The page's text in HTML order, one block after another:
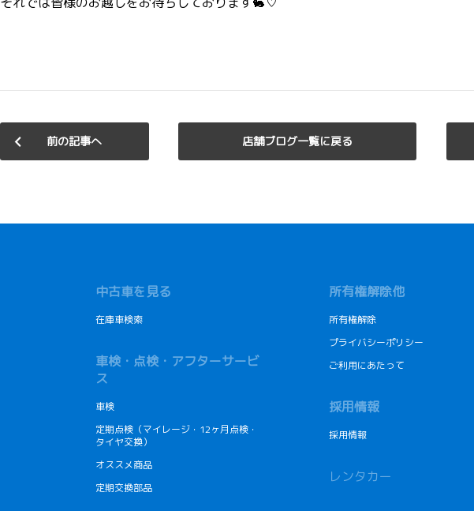
前の記事へ 店舗ブログ一覧に戻る
中古車を見る
在庫車検索
車検・点検・アフターサービ
ス
車検
定期点検（マイレージ・12ヶ月点検・
タイヤ交換）
オススメ商品
定期交換部品
所有権解除他
所有権解除
プライバシーポリシー
ご利用にあたって
採用情報
採用情報
レンタカー